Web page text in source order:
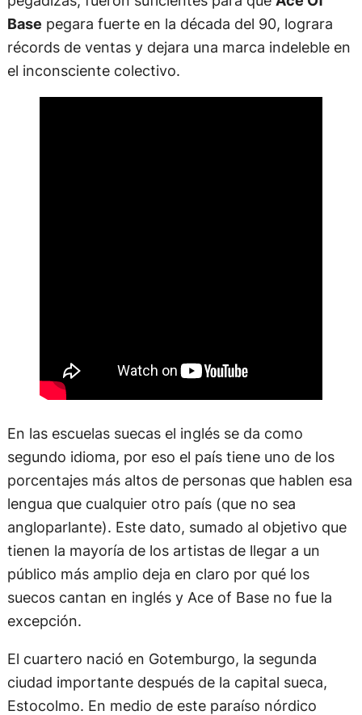
Base pegara fuerte en la década del 90, lograra
récords de ventas y dejara una marca indeleble en
el inconsciente colectivo.
En las escuelas suecas el inglés se da como
segundo idioma, por eso el país tiene uno de los
porcentajes más altos de personas que hablen esa
lengua que cualquier otro país (que no sea
angloparlante). Este dato, sumado al objetivo que
tienen la mayoría de los artistas de llegar a un
público más amplio deja en claro por qué los
suecos cantan en inglés y Ace of Base no fue la
excepción.
El cuartero nació en Gotemburgo, la segunda
ciudad importante después de la capital sueca,
Estocolmo. En medio de este paraíso nórdico